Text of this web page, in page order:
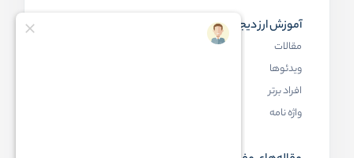
آموزش ارز دیجیتال
مقالات
ویدئوها
افراد برتر
واژه نامه